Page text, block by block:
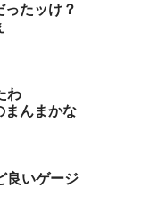
たッけ？
わ
まんまかな
良いゲージ